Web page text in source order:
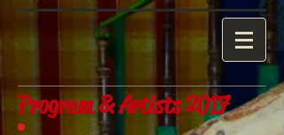
Program& Artists 2017